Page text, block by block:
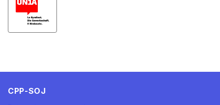
CPP-SOJ